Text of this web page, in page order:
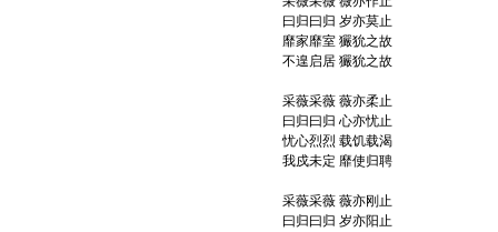
曰归曰归 岁亦莫止
靡家靡室 玁狁之故
不遑启居 玁狁之故
采薇采薇 薇亦柔止
曰归曰归 心亦忧止
忧心烈烈 载饥载渴
我戍未定 靡使归聘
采薇采薇 薇亦刚止
曰归曰归 岁亦阳止